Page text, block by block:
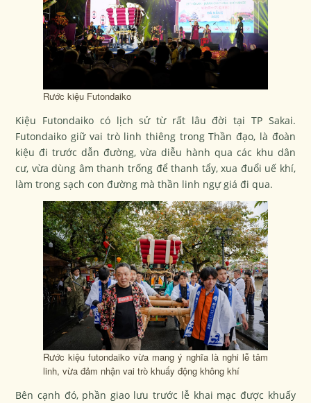
Rước kiệu Futondaiko
Kiệu Futondaiko có lịch sử từ rất lâu đời tại TP Sakai.
Futondaiko giữ vai trò linh thiêng trong Thần đạo, là đoàn
kiệu đi trước dẫn đường, vừa diễu hành qua các khu dân
cư, vừa dùng âm thanh trống để thanh tẩy, xua đuổi uế khí,
làm trong sạch con đường mà thần linh ngự giá đi qua.
Rước kiệu futondaiko vừa mang ý nghĩa là nghi lễ tâm
linh, vừa đảm nhận vai trò khuấy động không khí
Bên cạnh đó, phần giao lưu trước lễ khai mạc được khuấy